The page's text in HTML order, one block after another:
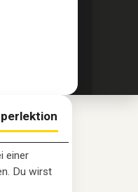
einer
Du wirst